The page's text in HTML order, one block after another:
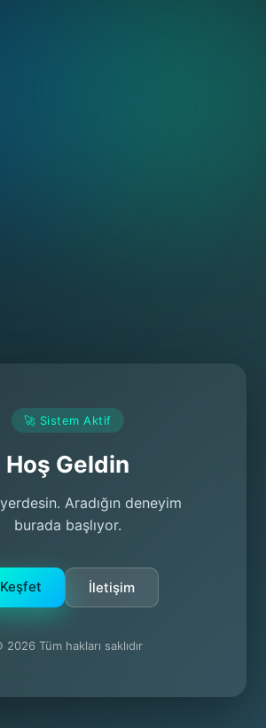
🚀 Sistem Aktif
Hoş Geldin
Aradığın deneyim
burada başlıyor.
Keşfet İletişim
2026 Tüm hakları saklıdır